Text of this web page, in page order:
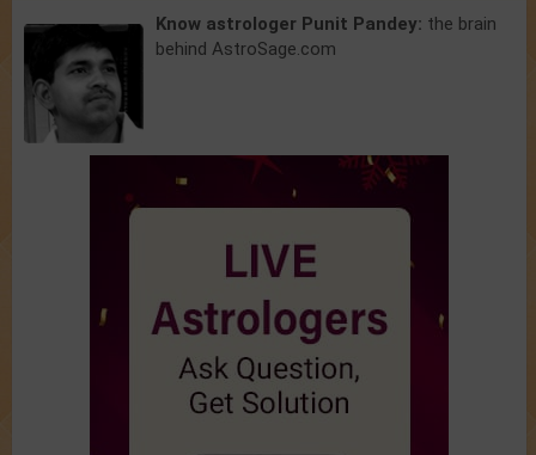
Know astrologer Punit Pandey: the brain
behind AstroSage.com